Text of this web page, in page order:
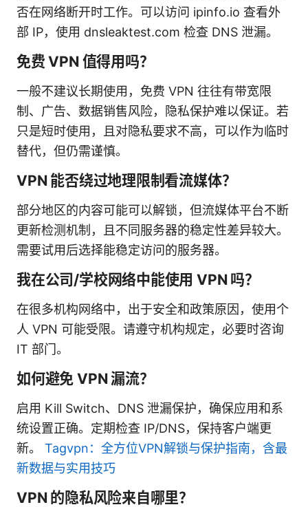
否在网络断开时工作。可以访问 ipinfo.io 查看外
部 IP，使用 dnsleaktest.com 检查 DNS 泄漏。
免费 VPN 值得用吗？
一般不建议长期使用，免费 VPN 往往有带宽限
制、广告、数据销售风险，隐私保护难以保证。若
只是短时使用，且对隐私要求不高，可以作为临时
替代，但仍需谨慎。
VPN 能否绕过地理限制看流媒体？
部分地区的内容可能可以解锁，但流媒体平台不断
更新检测机制，且不同服务器的稳定性差异较大。
需要试用后选择能稳定访问的服务器。
我在公司/学校网络中能使用 VPN 吗？
在很多机构网络中，出于安全和政策原因，使用个
人 VPN 可能受限。请遵守机构规定，必要时咨询
IT 部门。
如何避免 VPN 漏流？
启用 Kill Switch、DNS 泄漏保护，确保应用和系
统设置正确。定期检查 IP/DNS，保持客户端更
新。 Tagvpn：全方位VPN解锁与保护指南，含最
新数据与实用技巧
VPN 的隐私风险来自哪里？